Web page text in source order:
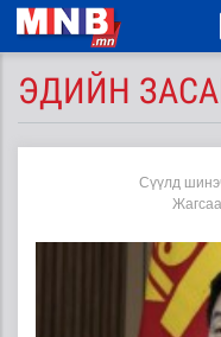
ЭДИЙН
Сүүлд